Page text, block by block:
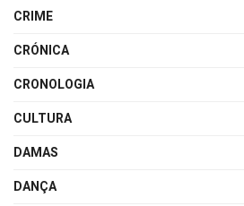
CRIME
CRÓNICA
CRONOLOGIA
CULTURA
DAMAS
DANÇA